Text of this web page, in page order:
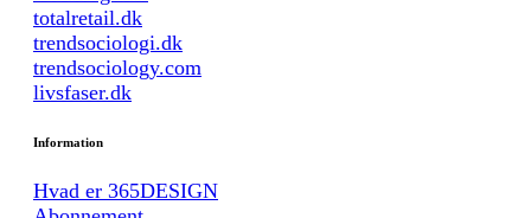
totalretail.dk
trendsociologi.dk
trendsociology.com
livsfaser.dk
Information
Hvad er 365DESIGN